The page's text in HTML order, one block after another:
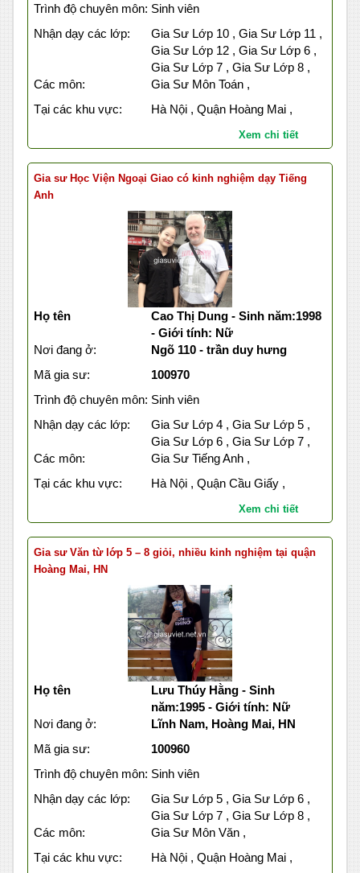
Trình độ chuyên môn: Sinh viên
Nhận dạy các lớp:
Gia Sư Lớp 10 , Gia Sư Lớp 11 ,
Gia Sư Lớp 12 , Gia Sư Lớp 6 ,
Gia Sư Lớp 7 , Gia Sư Lớp 8 ,
Các môn:
Gia Sư Môn Toán ,
Tại các khu vực:
Hà Nội , Quận Hoàng Mai ,
Xem chi tiết
Gia sư Học Viện Ngoại Giao có kinh nghiệm dạy Tiếng
Anh
Họ tên
Cao Thị Dung - Sinh năm:1998
- Giới tính: Nữ
Nơi đang ở:
Ngõ 110 - trần duy hưng
Mã gia sư:
100970
Trình độ chuyên môn: Sinh viên
Nhận dạy các lớp:
Gia Sư Lớp 4 , Gia Sư Lớp 5 ,
Gia Sư Lớp 6 , Gia Sư Lớp 7 ,
Các môn:
Gia Sư Tiếng Anh ,
Tại các khu vực:
Hà Nội , Quận Cầu Giấy ,
Xem chi tiết
Gia sư Văn từ lớp 5 – 8 giỏi, nhiều kinh nghiệm tại quận
Hoàng Mai, HN
Họ tên
Lưu Thúy Hằng - Sinh
năm:1995 - Giới tính: Nữ
Nơi đang ở:
Lĩnh Nam, Hoàng Mai, HN
Mã gia sư:
100960
Trình độ chuyên môn: Sinh viên
Nhận dạy các lớp:
Gia Sư Lớp 5 , Gia Sư Lớp 6 ,
Gia Sư Lớp 7 , Gia Sư Lớp 8 ,
Các môn:
Gia Sư Môn Văn ,
Tại các khu vực:
Hà Nội , Quận Hoàng Mai ,